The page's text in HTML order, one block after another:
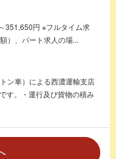
351,650円 ※フルタイム求
）、パート求人の場...
ン車）による西濃運輸支店
す。・運行及び貨物の積み